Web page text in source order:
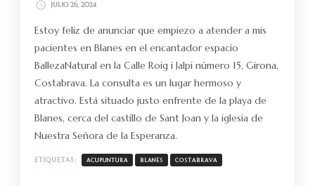
JULIO 26, 2024
Estoy feliz de anunciar que empiezo a atender a mis
pacientes en Blanes en el encantador espacio
BallezaNatural en la Calle Roig i Jalpi número 15, Girona,
Costabrava. La consulta es un lugar hermoso y
atractivo. Está situado justo enfrente de la playa de
Blanes, cerca del castillo de Sant Joan y la iglesia de
Nuestra Señora de la Esperanza.
ETIQUETAS: ACUPUNTURA BLANES COSTABRAVA